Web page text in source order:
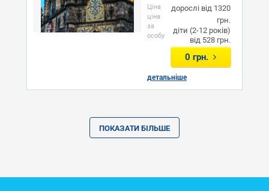
Ціна
ціна
за
особу
дорослі від 1320
грн.
діти (2-12 років)
від 528 грн.
0 грн.
детальніше
ПОКАЗАТИ БІЛЬШЕ